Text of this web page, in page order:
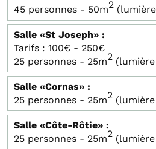
45 personnes - 50m2
Salle «St Joseph» :
Tarifs : 100€ - 250€
25 personnes - 25m2
Salle «Cornas» :
25 personnes - 25m2
Salle «Côte-Rôtie» :
25 personnes - 25m2